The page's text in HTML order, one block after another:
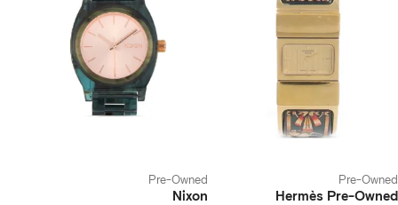
Pre-Owned
Hermès Pre-Owned
Pre-Owned
Nixon